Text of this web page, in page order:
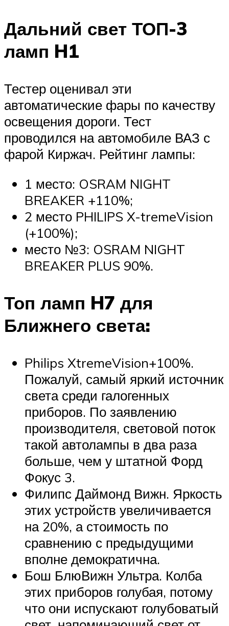
Дальний свет ТОП-3
ламп H1
Тестер оценивал эти
автоматические фары по качеству
освещения дороги. Тест
проводился на автомобиле ВАЗ с
фарой Киржач. Рейтинг лампы:
1 место: OSRAM NIGHT
BREAKER +110%;
2 место PHILIPS X-tremeVision
(+100%);
место №3: OSRAM NIGHT
BREAKER PLUS 90%.
Топ ламп H7 для
Ближнего света:
Philips XtremeVision+100%.
Пожалуй, самый яркий источник
света среди галогенных
приборов. По заявлению
производителя, световой поток
такой автолампы в два раза
больше, чем у штатной Форд
Фокус 3.
Филипс Даймонд Вижн. Яркость
этих устройств увеличивается
на 20%, а стоимость по
сравнению с предыдущими
вполне демократична.
Бош БлюВижн Ультра. Колба
этих приборов голубая, потому
что они испускают голубоватый